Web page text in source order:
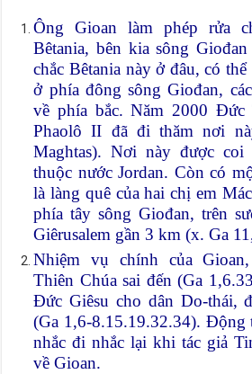
Ông Gioan làm phép rửa
Bêtania, bên kia sông
chắc Bêtania này ở đâu, có
ở phía đông sông Giođan,
về phía bắc. Năm 2000 Đức
Phaolô II đã đi thăm nơi
Maghtas). Nơi này được
thuộc nước Jordan. Còn có
là làng quê của hai chị em
phía tây sông Giođan, trên
Giêrusalem gần 3 km (x. Ga
Nhiệm vụ chính của
Thiên Chúa sai đến (Ga
Đức Giêsu cho dân Do-thái,
(Ga 1,6-8.15.19.32.34). Động
nhắc đi nhắc lại khi tác giả
về Gioan.